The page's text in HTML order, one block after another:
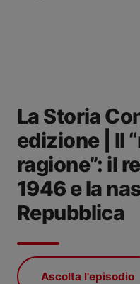
La Storia
edizione | Il
ragione”: il
1946 e la
Repubblica
Ascolta l'episodio